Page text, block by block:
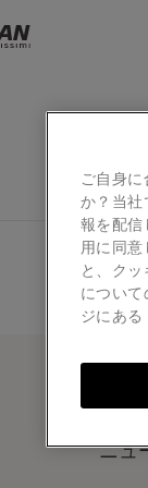
ニュ
ご自身
か？当社
報を配信
用に同
と、ク
につい
ジにある